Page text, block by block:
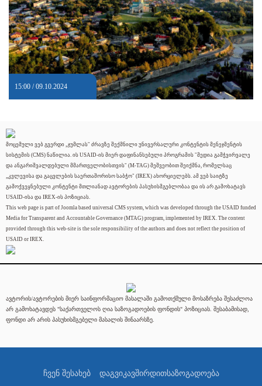
15:00 / 09.10.2024
მოცემული ვებ გვერდი „ჯუმლას" ძრავზე შექმნილი უნივერსალური კონტენტის მენეჯმენტის
სისტემის (CMS) ნაწილია. ის USAID-ის მიერ დაფინანსებული პროგრამის "მედია გამჭვირვალე
და ანგარიშვალდებული მმართველობისთვის" (M-TAG) მეშვეობით შეიქმნა, რომელსაც
„კვლევისა და გაცვლების საერთაშორისო საბჭო" (IREX) ახორციელებს. ამ ვებ საიტზე
გამოქვეყნებული კონტენტი მთლიანად ავტორების პასუხისმგებლობაა და ის არ გამოხატავს
USAID-ისა და IREX-ის პოზიციას.
This web page is part of Joomla based universal CMS system, which was developed through the USAID funded
Media for Transparent and Accountable Governance (MTAG) program, implemented by IREX. The content
provided through this web-site is the sole responsibility of the authors and does not reflect the position of
USAID or IREX.
ავტორის/ავტორების მიერ საინფორმაციო მასალაში გამოთქმული მოსაზრება შესაძლოა
არ გამოხატავდეს "საქართველოს ღია საზოგადოების ფონდის" პოზიციას. შესაბამისად,
ფონდი არ არის პასუხისმგებელი მასალის შინაარსზე.
ჩვენ შესახებ დაგვიკავშირდითსაზოგადოება